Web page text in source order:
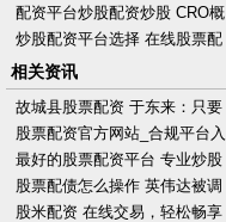
股涨势消减，标普惊险收创历
史新高，财报后A
配资平台炒股配资炒股 CRO概
念股集体走低 康龙化成跌近
4%药明康德跌超
炒股配资平台选择 在线股票配
资攻略：掌握投资技巧，优化
资金运用
相关资讯
故城县股票配资 于东来：只要
真诚，就没有理由不成功
股票配资官方网站_合规平台入
口
最好的股票配资平台 专业炒股
配资，助你投资更上一层楼
股票配债怎么操作 英伟达被调
查
股米配资 在线交易，轻松畅享